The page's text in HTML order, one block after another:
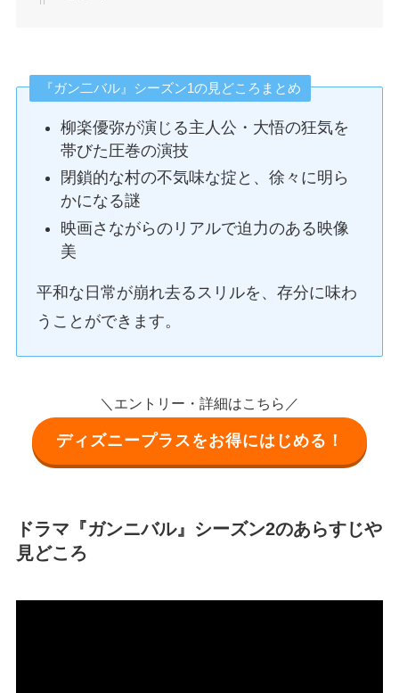
『ガン二バル』シーズン1の見どころまとめ
柳楽優弥が演じる主人公・大悟の狂気を
帯びた圧巻の演技
閉鎖的な村の不気味な掟と、徐々に明ら
かになる謎
映画さながらのリアルで迫力のある映像
美
平和な日常が崩れ去るスリルを、存分に味わ
うことができます。
＼エントリー・詳細はこちら／
ディズニープラスをお得にはじめる！
ドラマ『ガンニバル』シーズン2のあらすじや
見どころ